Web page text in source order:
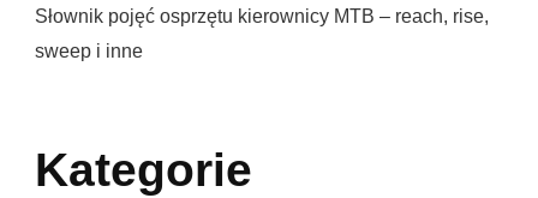
Słownik pojęć osprzętu kierownicy MTB – reach, rise,
sweep i inne
Kategorie